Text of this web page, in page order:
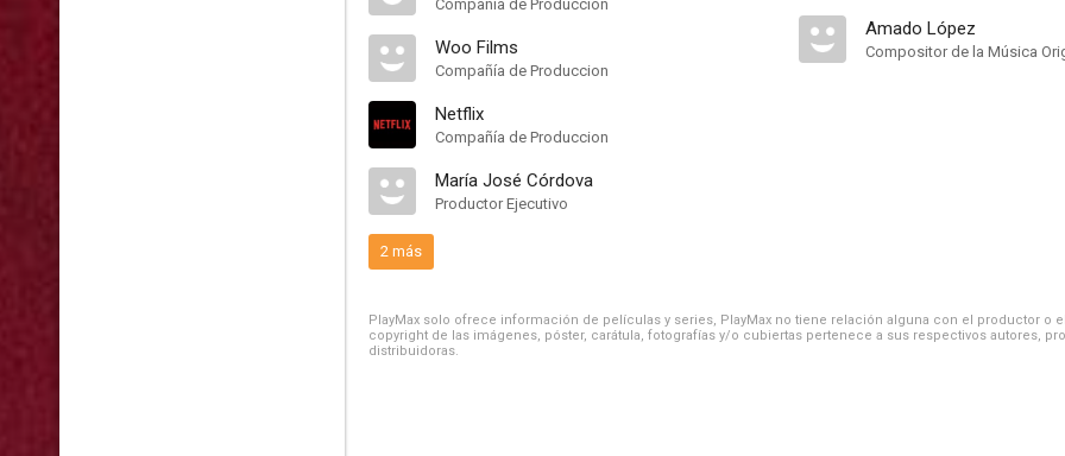
Compañía de Produccion
Woo Films
Compañía de Produccion
Netflix
Compañía de Produccion
María José Córdova
Productor Ejecutivo
2 más
Amado López
Compositor de la Música
PlayMax solo ofrece información de películas y series, PlayMax no tiene relación alguna con el productor o
copyright de las imágenes, póster, carátula, fotografías y/o cubiertas pertenece a sus respectivos autores,
distribuidoras.